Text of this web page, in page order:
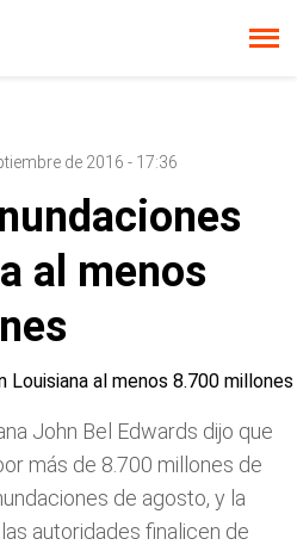
de 2016 - 17:36
al menos
John Bel Edwards dijo que
más de 8.700 millones de
de agosto, y la
autoridades finalicen de